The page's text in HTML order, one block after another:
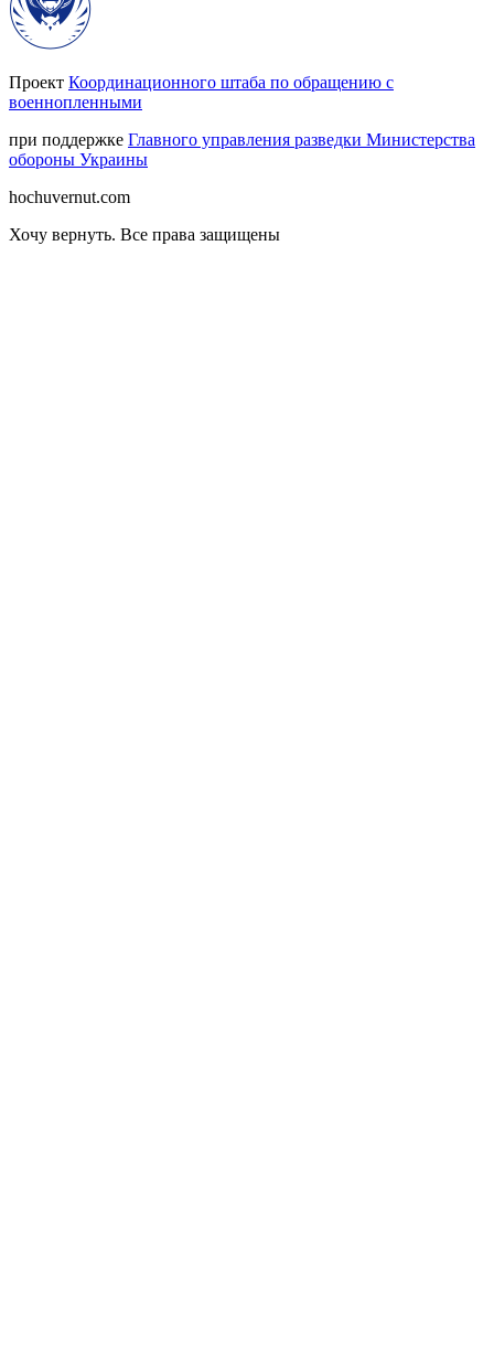
Проект Координационного штаба по обращению с
военнопленными
при поддержке Главного управления разведки Министерства
обороны Украины
hochuvernut.com
Хочу вернуть. Все права защищены